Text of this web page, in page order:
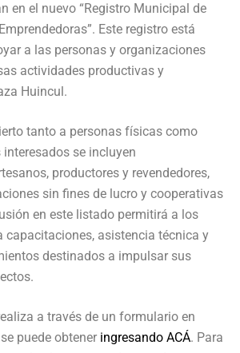
en el nuevo “Registro Municipal de
Este registro está
a las personas y organizaciones
actividades productivas y
Huincul.
tanto a personas físicas como
se incluyen
productores y revendedores,
sin fines de lucro y cooperativas
en este listado permitirá a los
capacitaciones, asistencia técnica y
destinados a impulsar sus
a través de un formulario en
puede obtener ingresando ACÁ. Para